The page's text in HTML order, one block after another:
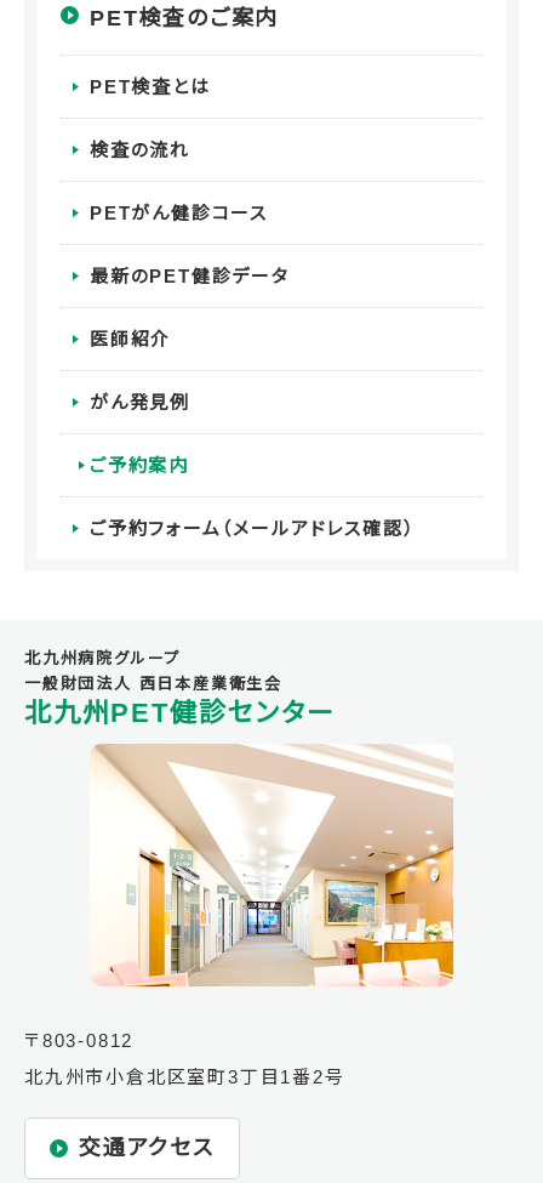
PET検査のご案内
PET検査とは
検査の流れ
PETがん健診コース
最新のPET健診データ
医師紹介
がん発見例
ご予約案内
ご予約フォーム（メールアドレス確認）
北九州病院グループ
一般財団法人 西日本産業衛生会
北九州PET健診センター
〒803-0812
北九州市小倉北区室町3丁目1番2号
交通アクセス